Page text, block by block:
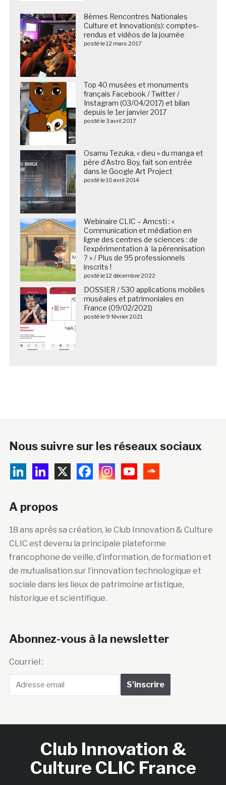
8èmes Rencontres Nationales
Culture et Innovation(s): comptes-
rendus et vidéos de la journée
posté le 12 mars 2017
Top 40 musées et monuments
français Facebook / Twitter /
Instagram (03/04/2017) et bilan
depuis le 1er janvier 2017
posté le 3 avril 2017
Osamu Tezuka, « dieu » du manga et
père d’Astro Boy, fait son entrée
dans le Google Art Project
posté le 10 avril 2014
Webinaire CLIC – Amcsti : «
Communication et médiation en
ligne des centres de sciences : de
l’expérimentation à la pérennisation
? » / Plus de 95 professionnels
inscrits !
posté le 12 décembre 2022
DOSSIER / 530 applications mobiles
muséales et patrimoniales en
France (09/02/2021)
posté le 9 février 2021
Nous suivre sur les réseaux sociaux
A propos
18 ans après sa création, le Club Innovation & Culture
CLIC est devenu la principale plateforme
francophone de veille, d’information, de formation et
de mutualisation sur l’innovation technologique et
sociale dans les lieux de patrimoine artistique,
historique et scientifique.
Abonnez-vous à la newsletter
Courriel :
Club Innovation &
Culture CLIC France